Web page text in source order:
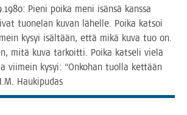
Pie­ni poi­ka meni isän­sä kans­sa
tuo­ne­lan kuvan lähel­le. Poi­ka kat­soi
kysyi isäl­tään, että mikä kuva tuo on.
mitä kuva tar­koit­ti. Poi­ka kat­se­li vie­lä
vii­mein kysyi: “Onko­han tuol­la ket­tään
Haukipudas